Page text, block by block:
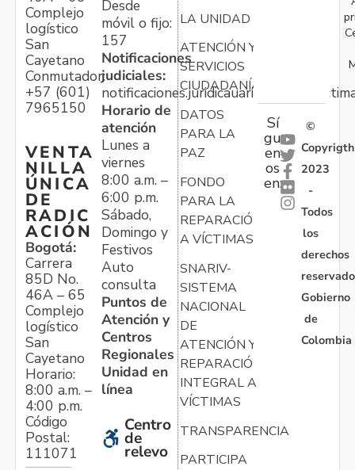
Complejo
logístico
San
Cayetano
Conmutador:
+57 (601)
7965150
VENTA
NILLA
ÚNICA
DE
RADIC
ACIÓN
Bogotá:
Carrera
85D No.
46A – 65
Complejo
logístico
San
Cayetano
Horario:
8:00 a.m. –
4:00 p.m.
Código
Postal:
111071
Desde
móvil o fijo:
157
Notificaciones
judiciales:
Horario de
atención
Lunes a
viernes
8:00 a.m. –
6:00 p.m.
Sábado,
Domingo y
Festivos
Auto
consulta
Puntos de
Atención y
Centros
Regionales
Unidad en
línea
Centro
de
relevo
LA UNIDAD
ATENCIÓN Y
SERVICIOS
CIUDADANÍA
DATOS
PARA LA
PAZ
FONDO
PARA LA
REPARACIÓN
A VÍCTIMAS
SNARIV-
SISTEMA
NACIONAL
DE
ATENCIÓN Y
REPARACIÓN
INTEGRAL A
VÍCTIMAS
TRANSPARENCIA
PARTICIPA
Sí
gu
en
os
en:
©
Copyrigth
2023
-
Todos
los
derechos
Gobierno
de
Colombia